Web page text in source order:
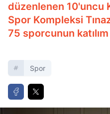
düzenlenen 10'uncu
Spor Kompleksi
75 sporcunun
Spor